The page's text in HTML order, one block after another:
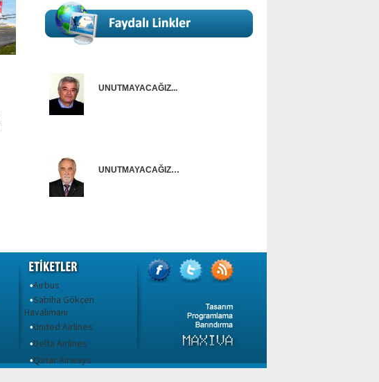
UNUTMAYACAĞIZ...
UNUTMAYACAĞIZ…
•Airbus
•Sabiha Gökçen
Havalimanı
•United Airlines
•Delta Airlines
•Qatar Airways